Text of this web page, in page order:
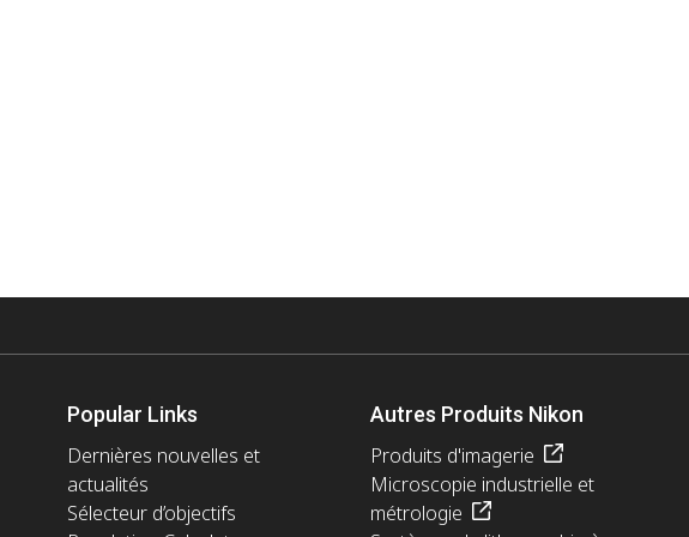
Popular Links
Dernières nouvelles et
actualités
Sélecteur d’objectifs
Autres Produits Nikon
Produits d'imagerie
Microscopie industrielle et
métrologie